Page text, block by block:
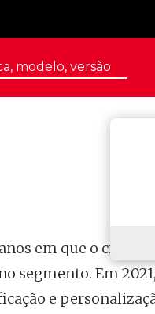
em que o
segmento. Em
e